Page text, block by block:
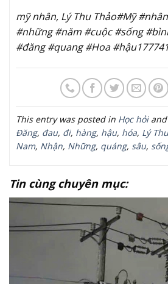
mỹ nhân, Lý Thu Thảo#Mỹ
#những #năm #cuộc #sống
#đăng #quang #Hoa
This entry was posted in Học hỏiand
Đăng, đau, đi, hàng, hậu, hóa, Lý
Nam, Nhận, Những, quáng, sâu,
Tin cùng chuyên mục: